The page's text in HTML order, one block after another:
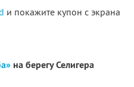
и покажите купон с экрана
на берегу Селигера